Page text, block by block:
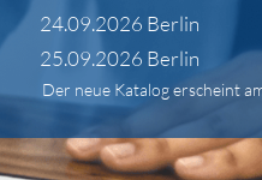
24.09.2026 Berlin
25.09.2026 Berlin
Der neue Katalog erscheint